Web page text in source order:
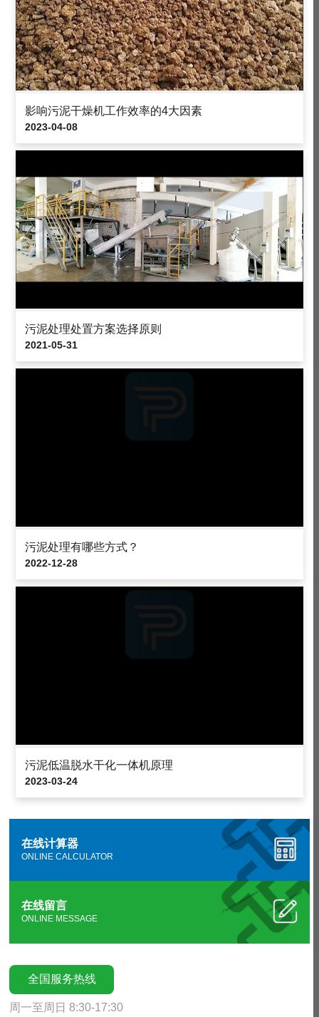
影响污泥干燥机工作效率的4大因素
2023-04-08
污泥处理处置方案选择原则
2021-05-31
污泥处理有哪些方式？
2022-12-28
污泥低温脱水干化一体机原理
2023-03-24
在线计算器
ONLINE CALCULATOR
在线留言
ONLINE MESSAGE
全国服务热线
周一至周日 8:30-17:30